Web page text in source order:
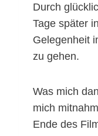
Durch
Tage später
Gelegenheit
zu gehen.
Was mich
mich
Ende des